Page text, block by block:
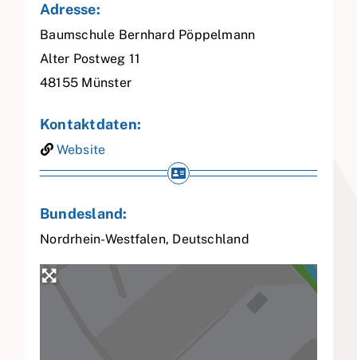
Adresse:
Baumschule Bernhard Pöppelmann
Alter Postweg 11
48155 Münster
Kontaktdaten:
Website
Bundesland:
Nordrhein-Westfalen, Deutschland